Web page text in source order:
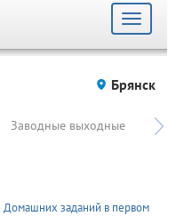
Toggle
Брянск
Заводные выходные
Домашних заданий в первом